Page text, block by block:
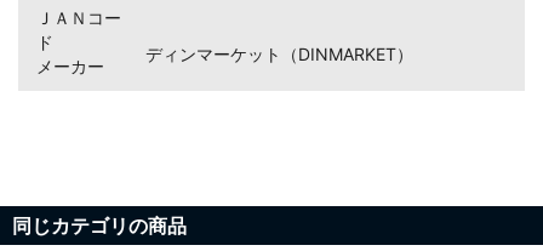
ＪＡＮコー
ド
メーカー
ディンマーケット（DINMARKET）
同じカテゴリの商品